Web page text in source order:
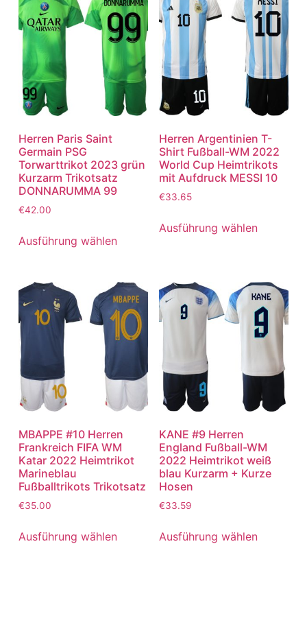
Herren Paris Saint
Germain PSG
Torwarttrikot 2023 grün
Kurzarm Trikotsatz
DONNARUMMA 99
€42.00
Ausführung wählen
Herren Argentinien T-
Shirt Fußball-WM 2022
World Cup Heimtrikots
mit Aufdruck MESSI 10
€33.65
Ausführung wählen
MBAPPE #10 Herren
Frankreich FIFA WM
Katar 2022 Heimtrikot
Marineblau
Fußballtrikots Trikotsatz
€35.00
Ausführung wählen
KANE #9 Herren
England Fußball-WM
2022 Heimtrikot weiß
blau Kurzarm + Kurze
Hosen
€33.59
Ausführung wählen